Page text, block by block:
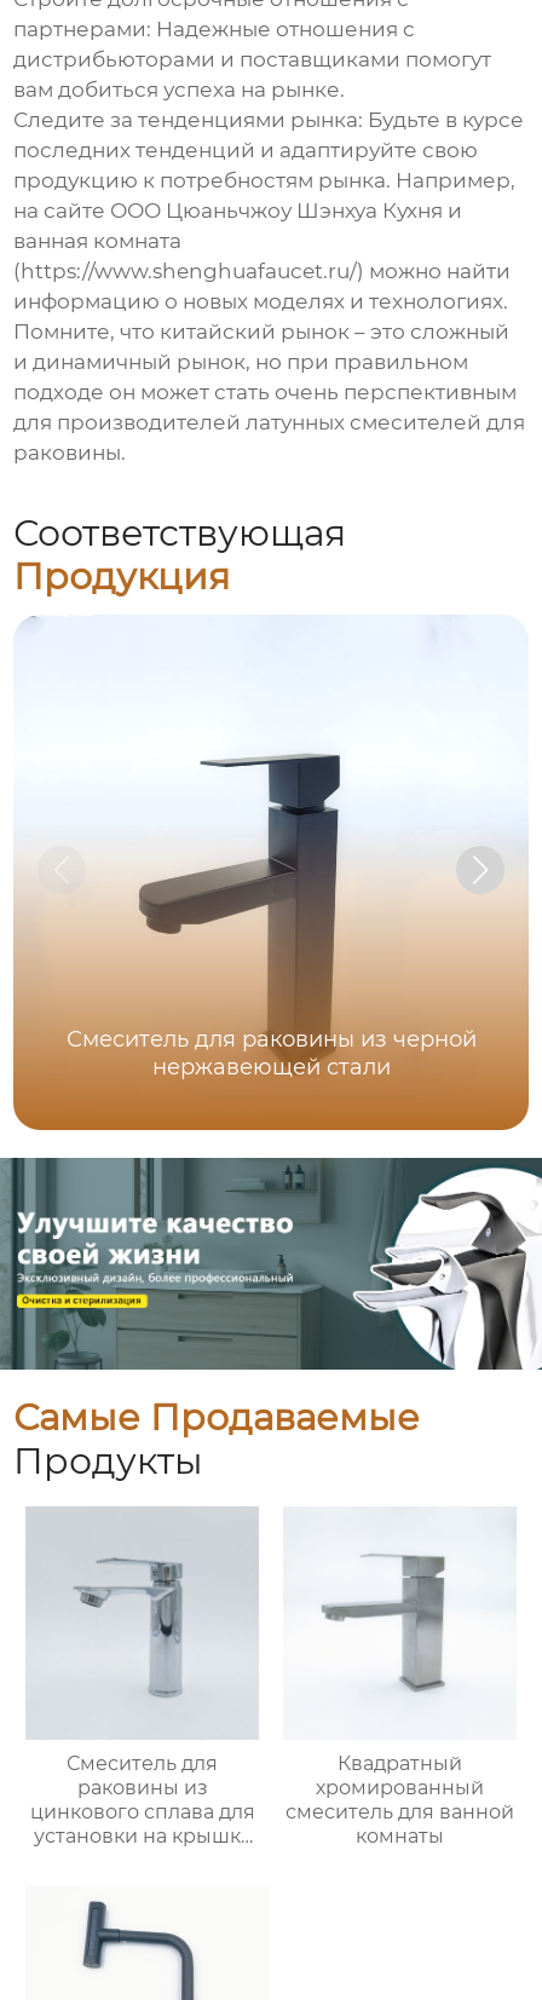
партнерами: Надежные отношения с
дистрибьюторами и поставщиками помогут
вам добиться успеха на рынке.
Следите за тенденциями рынка: Будьте в курсе
последних тенденций и адаптируйте свою
продукцию к потребностям рынка. Например,
на сайте ООО Цюаньчжоу Шэнхуа Кухня и
ванная комната
(https://www.shenghuafaucet.ru/) можно найти
информацию о новых моделях и технологиях.
Помните, что китайский рынок – это сложный
и динамичный рынок, но при правильном
подходе он может стать очень перспективным
для производителейлатунных смесителей для
раковины.
Соответствующая
Продукция
Смеситель для раковины из черной
нержавеющей стали
Самые Продаваемые
Продукты
Смеситель для
раковины из
цинкового сплава для
установки на крышку
Квадратный
хромированный
смеситель для ванной
комнаты